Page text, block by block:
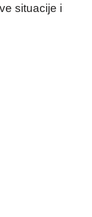
situacije i